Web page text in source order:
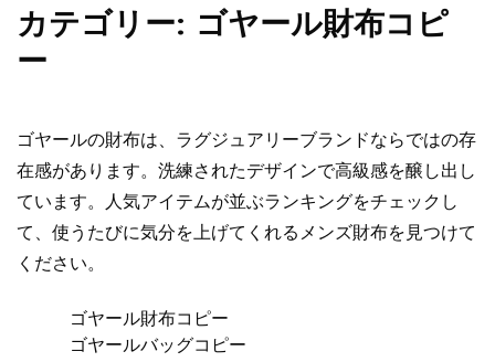
カテゴリー: ゴヤール財布コピ
ー
ゴヤールの財布は、ラグジュアリーブランドならではの存
在感があります。洗練されたデザインで高級感を醸し出し
ています。人気アイテムが並ぶランキングをチェックし
て、使うたびに気分を上げてくれるメンズ財布を見つけて
ください。
ゴヤール財布コピー
ゴヤールバッグコピー